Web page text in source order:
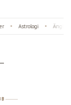
Astrologi